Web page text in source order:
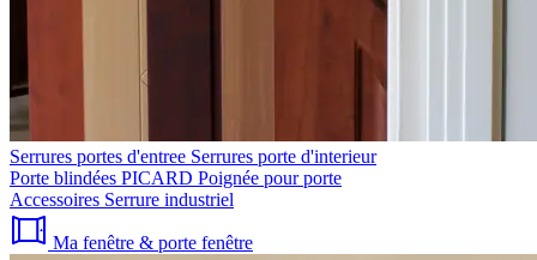
Serrures portes d'entree Serrures porte d'interieur
Porte blindées PICARD Poignée pour porte
Accessoires Serrure industriel
Ma fenêtre & porte fenêtre